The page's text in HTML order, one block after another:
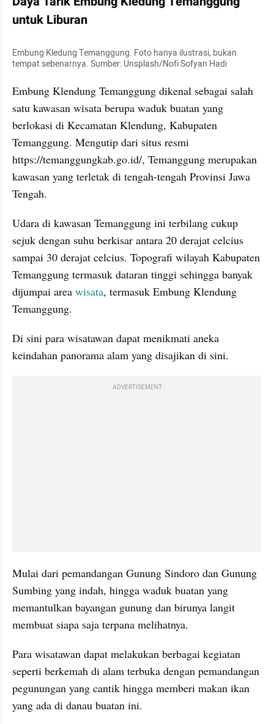
untuk Liburan
Embung Kledung Temanggung. Foto hanya ilustrasi, bukan
tempat sebenarnya. Sumber: Unsplash/Nofi Sofyan Hadi
Embung Klendung Temanggung dikenal sebagai salah
satu kawasan wisata berupa waduk buatan yang
berlokasi di Kecamatan Klendung, Kabupaten
Temanggung. Mengutip dari situs resmi
https://temanggungkab.go.id/, Temanggung merupakan
kawasan yang terletak di tengah-tengah Provinsi Jawa
Tengah.
Udara di kawasan Temanggung ini terbilang cukup
sejuk dengan suhu berkisar antara 20 derajat celcius
sampai 30 derajat celcius. Topografi wilayah Kabupaten
Temanggung termasuk dataran tinggi sehingga banyak
dijumpai area wisata, termasuk Embung Klendung
Temanggung.
Di sini para wisatawan dapat menikmati aneka
keindahan panorama alam yang disajikan di sini.
ADVERTISEMENT
Mulai dari pemandangan Gunung Sindoro dan Gunung
Sumbing yang indah, hingga waduk buatan yang
memantulkan bayangan gunung dan birunya langit
membuat siapa saja terpana melihatnya.
Para wisatawan dapat melakukan berbagai kegiatan
seperti berkemah di alam terbuka dengan pemandangan
pegunungan yang cantik hingga memberi makan ikan
yang ada di danau buatan ini.